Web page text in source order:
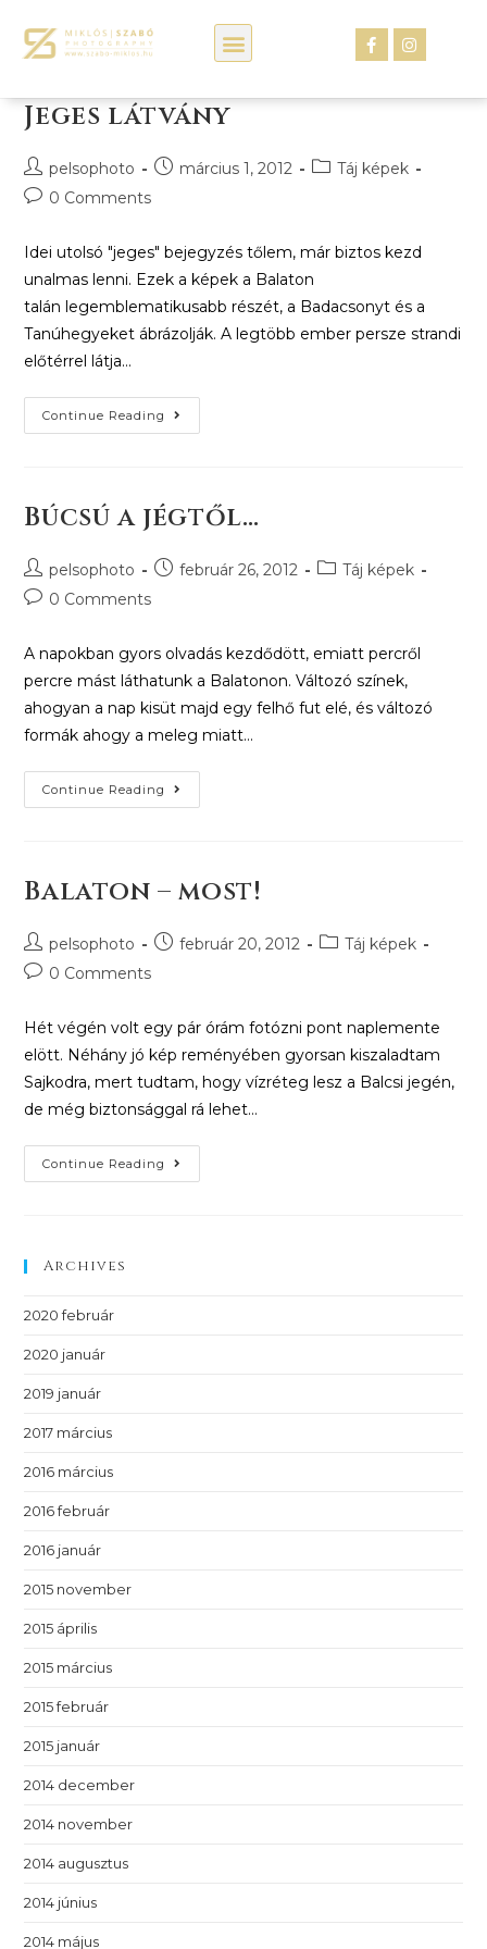
Jeges látvány
pelsophoto március 1, 2012
Táj képek
0 Comments
Idei utolsó "jeges" bejegyzés tőlem, már biztos kezd
unalmas lenni. Ezek a képek a Balaton
talán legemblematikusabb részét, a Badacsonyt és a
Tanúhegyeket ábrázolják. A legtöbb ember persze strandi
előtérrel látja…
Continue Reading
Búcsú a jégtől…
pelsophoto február 26, 2012
Táj képek
0 Comments
A napokban gyors olvadás kezdődött, emiatt percről
percre mást láthatunk a Balatonon. Változó színek,
ahogyan a nap kisüt majd egy felhő fut elé, és változó
formák ahogy a meleg miatt…
Continue Reading
Balaton – most!
pelsophoto február 20, 2012
Táj képek
0 Comments
Hét végén volt egy pár órám fotózni pont naplemente
elött. Néhány jó kép reményében gyorsan kiszaladtam
Sajkodra, mert tudtam, hogy vízréteg lesz a Balcsi jegén,
de még biztonsággal rá lehet…
Continue Reading
Archives
2020 február
2020 január
2019 január
2017 március
2016 március
2016 február
2016 január
2015 november
2015 április
2015 március
2015 február
2015 január
2014 december
2014 november
2014 augusztus
2014 június
2014 május